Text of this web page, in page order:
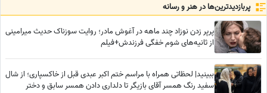
پربازدید‌ترین‌ها در هنر و رسانه
پرپر زدن نوزاد چند ماهه در آغوش مادر؛ روایت سوزناک حدیث میرامینی
از ثانیه‌های شوم خفگی فرزندش+فیلم
ببینید| لحظاتی همراه با مراسم ختم اکبر عبدی قبل از خاکسپاری؛ از شال
سفید رنگ همسر آقای بازیگر تا دلداری دادن همسر سابق و دختر